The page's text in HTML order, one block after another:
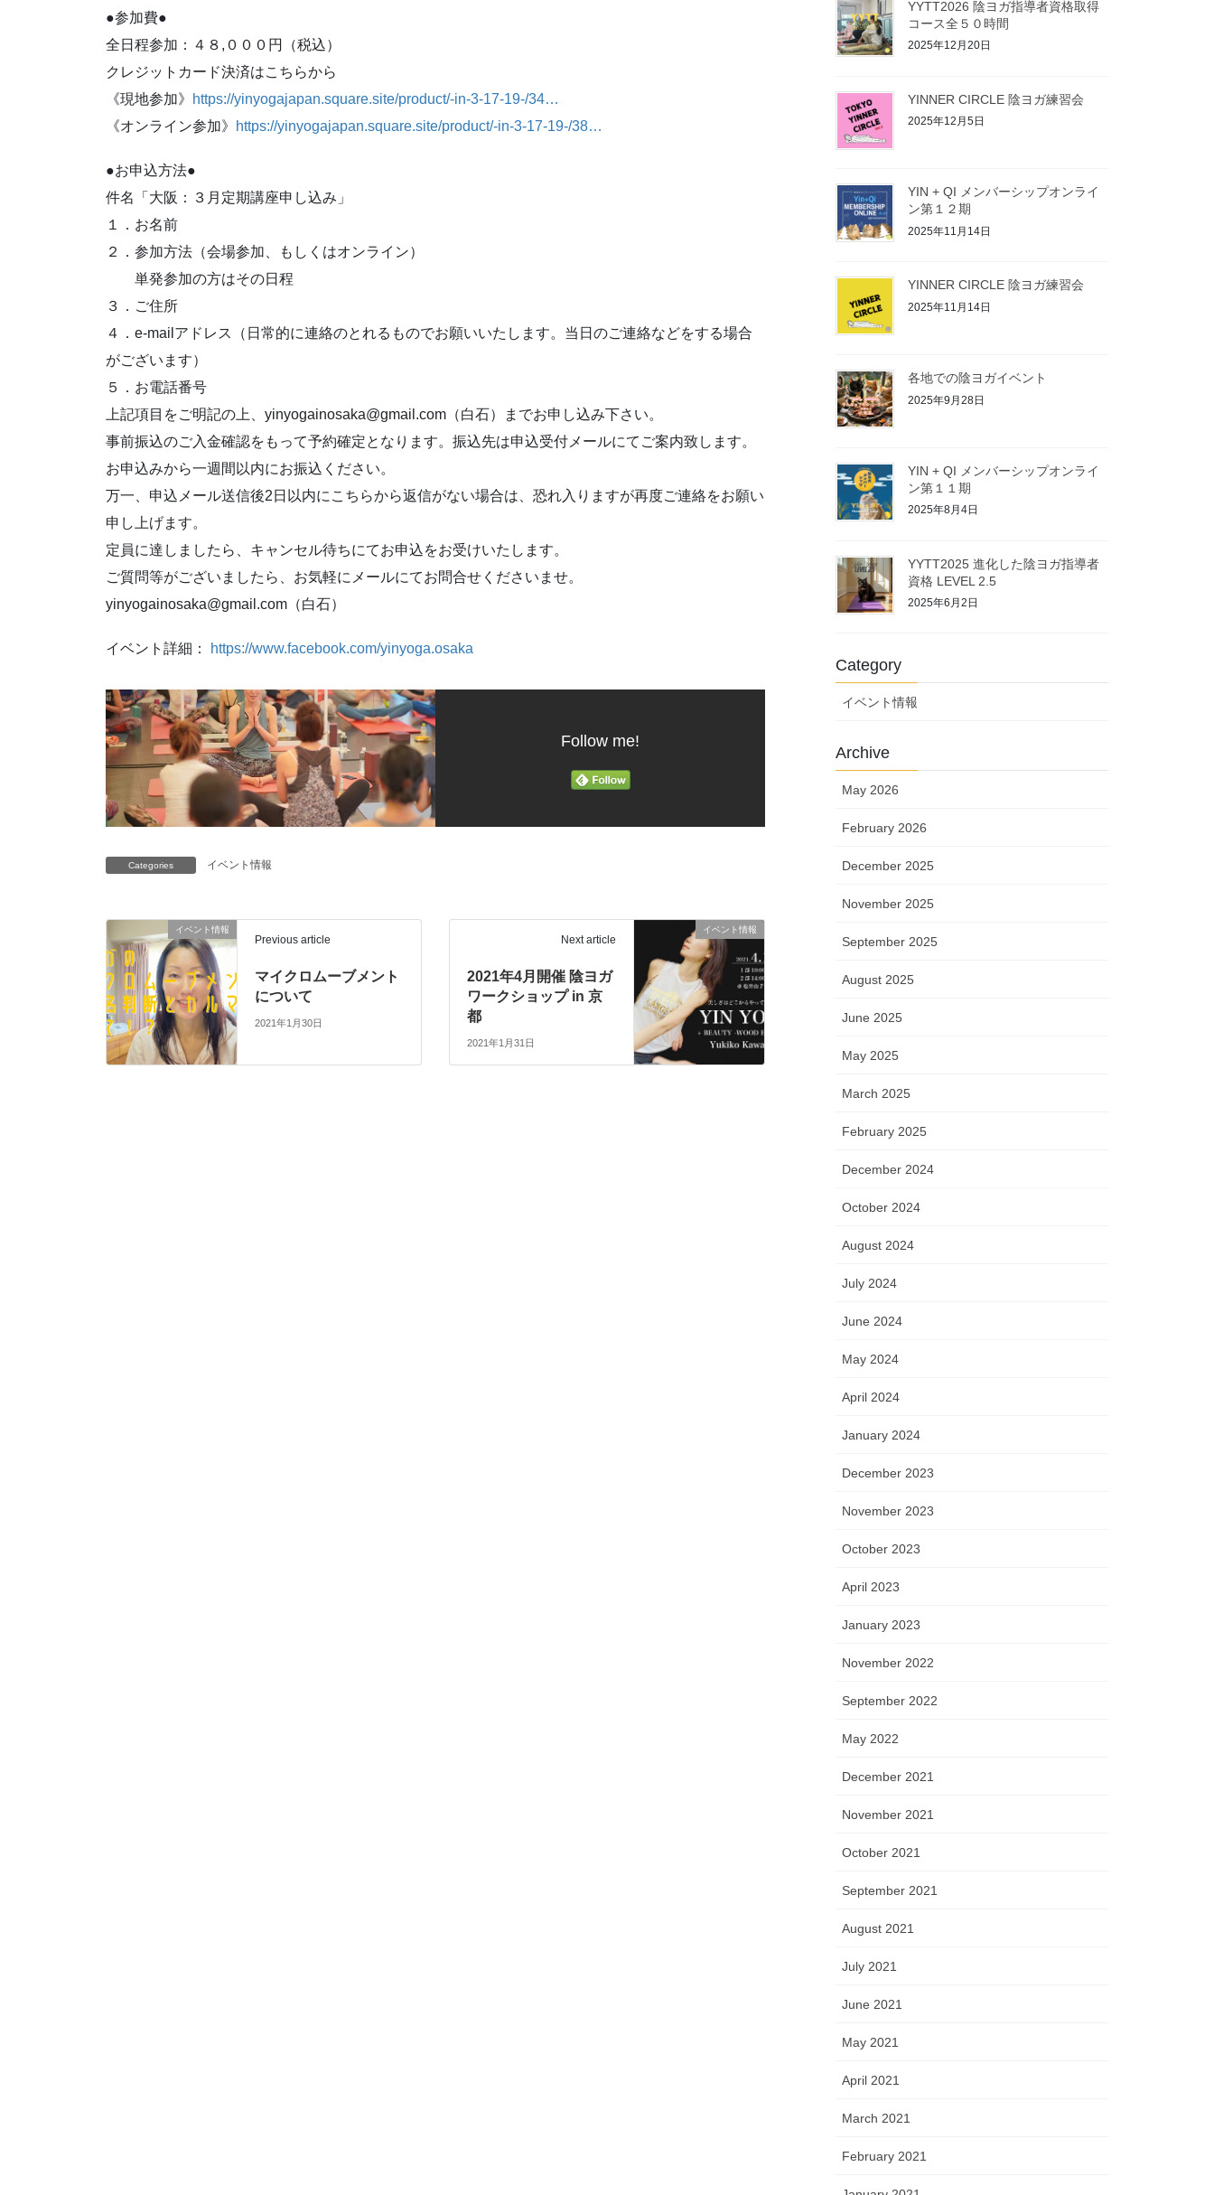
●参加費●
全日程参加：４８,０００円（税込）
クレジットカード決済はこちらから
《現地参加》
https://yinyogajapan.square.site/product/-in-3-17-19-/34…
《オンライン参加》
https://yinyogajapan.square.site/product/-in-3-17-19-/38…
●お申込方法●
件名「大阪：３月定期講座申し込み」
１．お名前
２．参加方法（会場参加、もしくはオンライン）
単発参加の方はその日程
３．ご住所
４．e-mailアドレス（日常的に連絡のとれるものでお願いいたします。当日のご連絡などをする場合
がございます）
５．お電話番号
上記項目をご明記の上、yinyogainosaka@gmail.com（白石）までお申し込み下さい。
事前振込のご入金確認をもって予約確定となります。振込先は申込受付メールにてご案内致します。
お申込みから一週間以内にお振込ください。
万一、申込メール送信後2日以内にこちらから返信がない場合は、恐れ入りますが再度ご連絡をお願い
申し上げます。
定員に達しましたら、キャンセル待ちにてお申込をお受けいたします。
ご質問等がございましたら、お気軽にメールにてお問合せくださいませ。
yinyogainosaka@gmail.com（白石）
イベント詳細： https://www.facebook.com/yinyoga.osaka
Follow me!
Categories イベント情報
イベント情報
Previous article
マイクロムーブメント
について
2021年1月30日
イベント情報
Next article
2021年4月開催 陰ヨガ
ワークショップ in 京
都
2021年1月31日
YYTT2026 陰ヨガ指導者資格取得
コース全５０時間
2025年12月20日
YINNER CIRCLE 陰ヨガ練習会
2025年12月5日
YIN + QI メンバーシップオンライ
ン第１２期
2025年11月14日
YINNER CIRCLE 陰ヨガ練習会
2025年11月14日
各地での陰ヨガイベント
2025年9月28日
YIN + QI メンバーシップオンライ
ン第１１期
2025年8月4日
YYTT2025 進化した陰ヨガ指導者
資格 LEVEL 2.5
2025年6月2日
Category
イベント情報
Archive
May 2026
February 2026
December 2025
November 2025
September 2025
August 2025
June 2025
May 2025
March 2025
February 2025
December 2024
October 2024
August 2024
July 2024
June 2024
May 2024
April 2024
January 2024
December 2023
November 2023
October 2023
April 2023
January 2023
November 2022
September 2022
May 2022
December 2021
November 2021
October 2021
September 2021
August 2021
July 2021
June 2021
May 2021
April 2021
March 2021
February 2021